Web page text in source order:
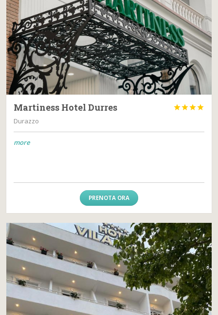
Martiness Hotel Durres 
Durazzo
more
PRENOTA ORA